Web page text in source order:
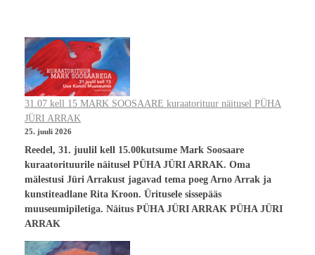
31.07 kell 15 MARK SOOSAARE kuraatorituur näitusel PÜHA
JÜRI ARRAK
25. juuli 2026
Reedel, 31. juulil kell 15.00kutsume Mark Soosaare
kuraatorituurile näitusel PÜHA JÜRI ARRAK. Oma
mälestusi Jüri Arrakust jagavad tema poeg Arno Arrak ja
kunstiteadlane Rita Kroon. Üritusele sissepääs
muuseumipiletiga. Näitus PÜHA JÜRI ARRAK PÜHA JÜRI
ARRAK